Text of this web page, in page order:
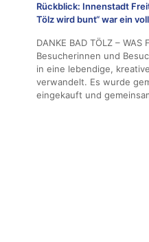
Rückblick: Innenstadt
Tölz wird bunt“ war ein
DANKE BAD TÖLZ – WAS
Besucherinnen und
in eine lebendige,
verwandelt. Es wurde
eingekauft und